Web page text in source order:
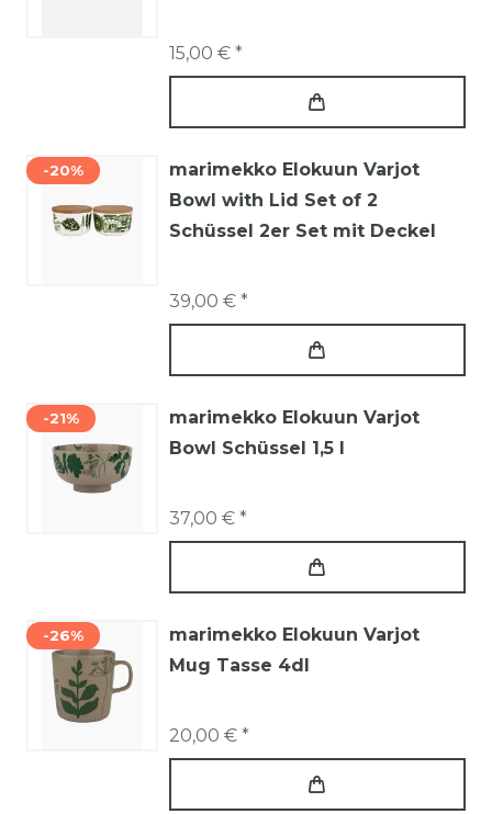
15,00 € *
-20%
marimekko Elokuun Varjot
Bowl with Lid Set of 2
Schüssel 2er Set mit Deckel
39,00 € *
-21%
marimekko Elokuun Varjot
Bowl Schüssel 1,5 l
37,00 € *
-26%
marimekko Elokuun Varjot
Mug Tasse 4dl
20,00 € *